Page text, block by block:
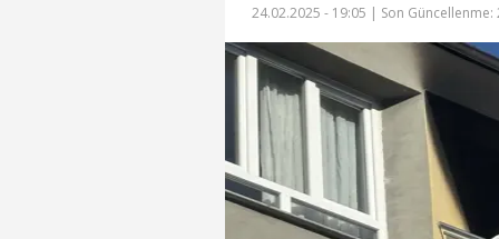
24.02.2025 - 19:05 | Son Güncellenme: